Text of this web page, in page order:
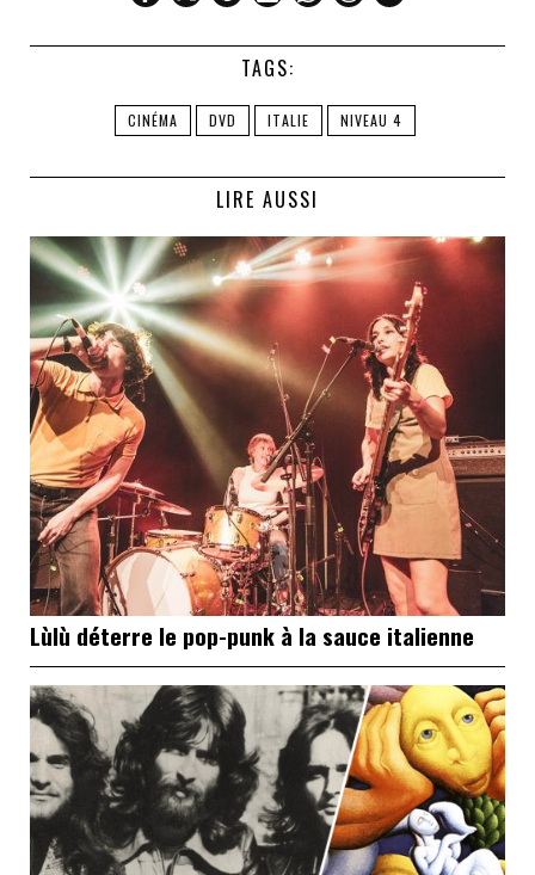
TAGS:
CINÉMA DVD ITALIE NIVEAU 4
LIRE AUSSI
Lùlù déterre le pop-punk à la sauce italienne